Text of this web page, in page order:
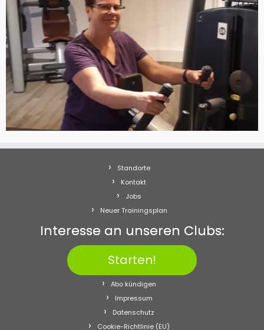
Standorte
Kontakt
Jobs
Neuer Trainingsplan
Interesse an unseren Clubs:
Starten!
Abo kündigen
Impressum
Datenschutz
Cookie-Richtlinie (EU)